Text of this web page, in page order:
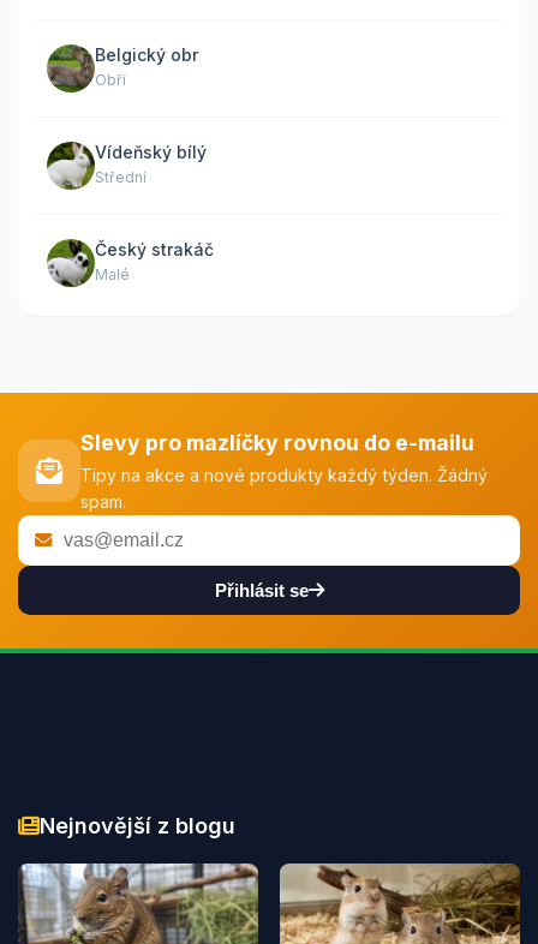
Belgický obr
Obří
Vídeňský bílý
Střední
Český strakáč
Malé
Slevy pro mazlíčky rovnou do e-mailu
Tipy na akce a nové produkty každý týden. Žádný
spam.
Přihlásit se
Nejnovější z blogu